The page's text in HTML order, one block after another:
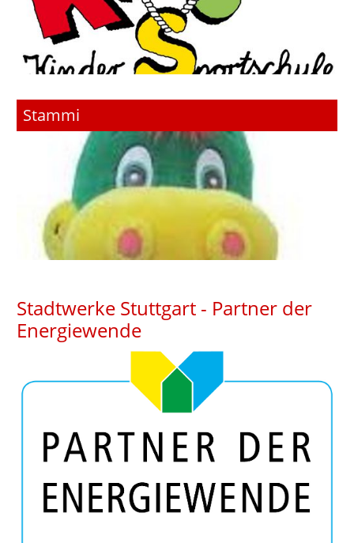
Stammi
Stadtwerke Stuttgart - Partner der
Energiewende